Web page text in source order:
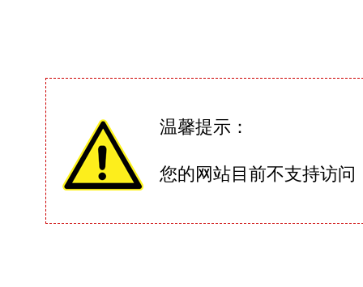
温馨提示：
您的网站目前不支持访